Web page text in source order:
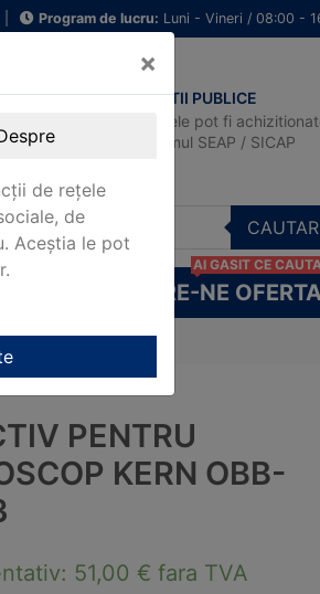
Program de lucru: Luni - Vineri / 08:00 -
ACHIZITII PUBLICE
Produsele pot fi
in sistemul SEAP / SICAP
CERE-NE
AI GASIT CE
KERN OBB-A1563
PENTRU
KERN OBB-
51,00 € fara TVA
×
de rețele
de
Aceștia le pot